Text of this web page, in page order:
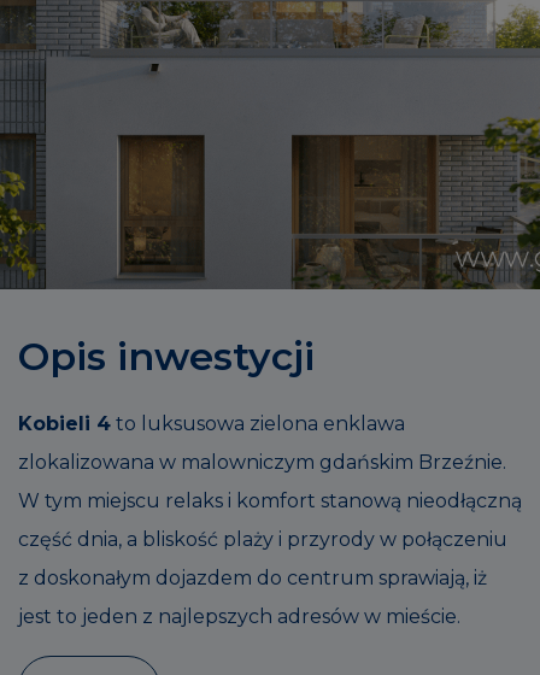
Opis inwestycji
Kobieli 4 to luksusowa zielona enklawa
zlokalizowana w malowniczym gdańskim Brzeźnie.
W tym miejscu relaks i komfort stanową nieodłączną
część dnia, a bliskość plaży i przyrody w połączeniu
z doskonałym dojazdem do centrum sprawiają, iż
jest to jeden z najlepszych adresów w mieście.